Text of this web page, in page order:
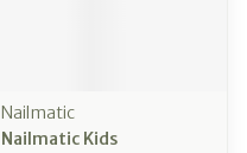
Nailmatic
Nailmatic Kids